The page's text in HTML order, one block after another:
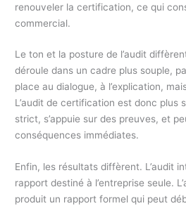
renouveler la certification, ce qui
commercial.
Le ton et la posture de l’audit
déroule dans un cadre plus souple,
place au dialogue, à l’explication,
L’audit de certification est donc plus
strict, s’appuie sur des preuves, et
conséquences immédiates.
Enfin, les résultats diffèrent. L’audit
rapport destiné à l’entreprise seule.
produit un rapport formel qui peut